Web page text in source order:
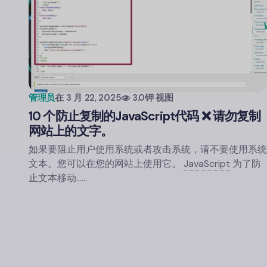
管理员在 3 月 22, 2025 3.0钾 视图
10 个防止复制的JavaScript代码 ❌ 请勿复制
网站上的文字。
如果要阻止用户使用系统或者攻击系统，请不要使用系统
文本。您可以在您的网站上使用它。
JavaScript 为了防
止文本移动……